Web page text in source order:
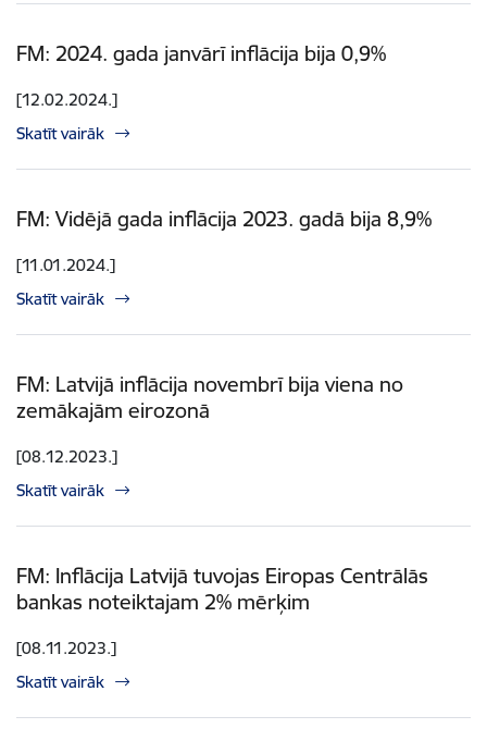
FM: 2024. gada janvārī inflācija bija 0,9%
[12.02.2024.]
Skatīt vairāk
FM: Vidējā gada inflācija 2023. gadā bija 8,9%
[11.01.2024.]
Skatīt vairāk
FM: Latvijā inflācija novembrī bija viena no
zemākajām eirozonā
[08.12.2023.]
Skatīt vairāk
FM: Inflācija Latvijā tuvojas Eiropas Centrālās
bankas noteiktajam 2% mērķim
[08.11.2023.]
Skatīt vairāk